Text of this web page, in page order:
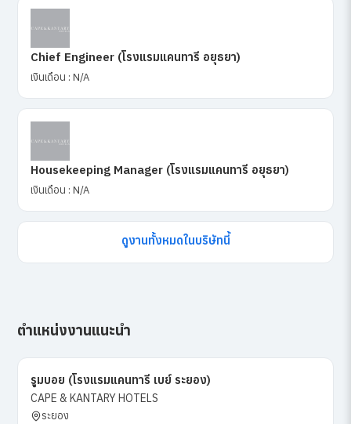
Chief Engineer (โรงแรมแคนทารี อยุธยา)
เงินเดือน : N/A
Housekeeping Manager (โรงแรมแคนทารี อยุธยา)
เงินเดือน : N/A
ดูงานทั้งหมดในบริษัทนี้
ตำแหน่งงานแนะนำ
รูมบอย (โรงแรมแคนทารี เบย์ ระยอง)
CAPE & KANTARY HOTELS
ระยอง